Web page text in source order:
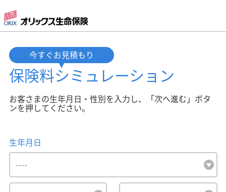
今すぐお見積もり
保険料シミュレーション
お客さまの生年月日・性別を入力し、「次へ進む」ボタ
ンを押してください。
生年月日